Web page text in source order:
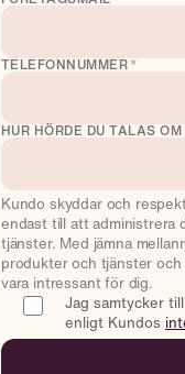
TELEFONNUMMER*
HUR HÖRDE DU TALAS
Kundo skyddar och
endast till att administrera
tjänster. Med jämna
produkter och tjänster
vara intressant för dig.
Jag samtycker
enligt Kundos